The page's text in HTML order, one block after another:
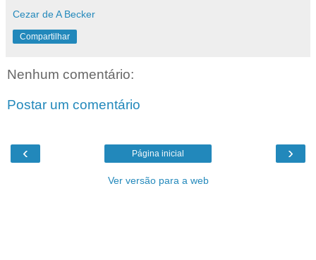
Cezar de A Becker
Compartilhar
Nenhum comentário:
Postar um comentário
‹ ›
Página inicial
Ver versão para a web